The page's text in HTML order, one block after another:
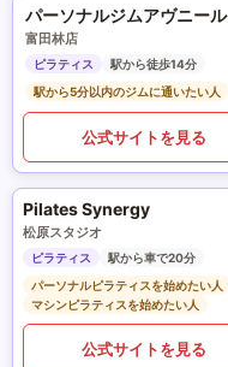
パーソナルジムアヴニール
富田林店
ピラティス
駅から徒歩14分
駅から5分以内のジムに通いたい人
公式サイトを見る
Pilates Synergy
松原スタジオ
ピラティス
駅から車で20分
パーソナルピラティスを始めたい人
マシンピラティスを始めたい人
公式サイトを見る